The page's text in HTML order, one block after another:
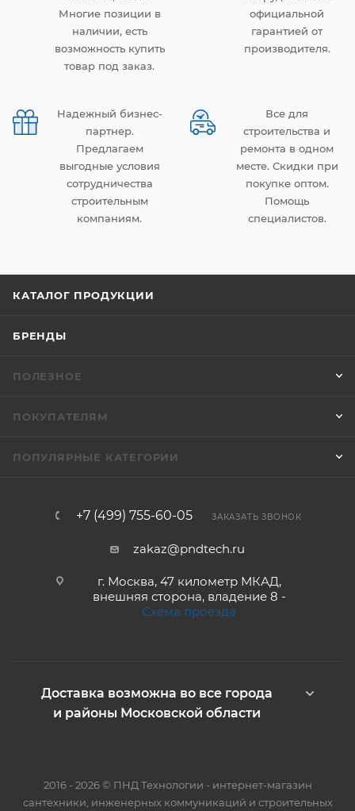
Многие позиции в
наличии, есть
возможность купить
товар под заказ.
официальной
гарантией от
производителя.
Надежный бизнес-
партнер.
Предлагаем
выгодные условия
сотрудничества
строительным
компаниям.
Все для
строительства и
ремонта в одном
месте. Скидки при
покупке оптом.
Помощь
специалистов.
КАТАЛОГ ПРОДУКЦИИ
БРЕНДЫ
ПОЛЕЗНОЕ
ПОКУПАТЕЛЯМ
ПОПУЛЯРНЫЕ КАТЕГОРИИ
+7 (499) 755-60-05 ЗАКАЗАТЬ ЗВОНОК
zakaz@pndtech.ru
г. Москва, 47 километр МКАД,
внешняя сторона, владение 8 -
Схема проезда
Доставка возможна во все города
и районы Московской области
2016 - 2026 © ПНД Технологии - интернет-магазин
сантехники, инженерных коммуникаций и строительных